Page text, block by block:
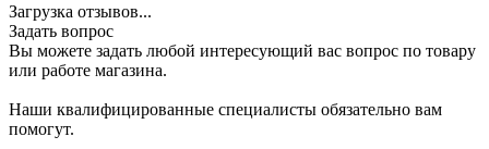
Загрузка отзывов...
Задать вопрос
Вы можете задать любой интересующий вас вопрос по товару
или работе магазина.
Наши квалифицированные специалисты обязательно вам
помогут.